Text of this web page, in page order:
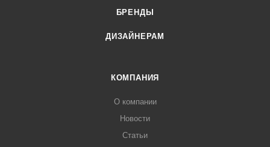
БРЕНДЫ
ДИЗАЙНЕРАМ
КОМПАНИЯ
О компании
Новости
Статьи